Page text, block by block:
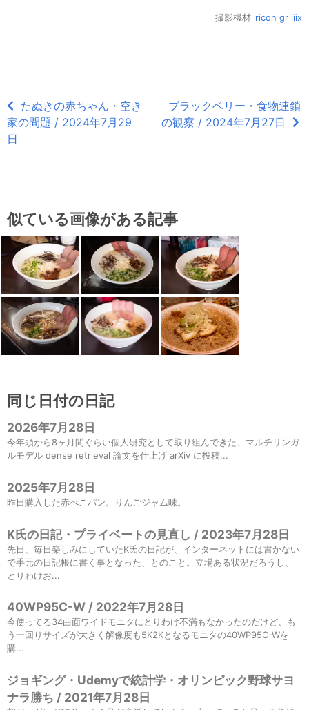
撮影機材 ricoh gr iiix
たぬきの赤ちゃん・空き
家の問題 / 2024年7月29
日
ブラックベリー・食物連鎖
の観察 / 2024年7月27日
似ている画像がある記事
同じ日付の日記
2026年7月28日
今年頭から8ヶ月間ぐらい個人研究として取り組んできた、マルチリンガ
ルモデル dense retrieval 論文を仕上げ arXiv に投稿...
2025年7月28日
昨日購入した赤べこパン。りんごジャム味。
K氏の日記・プライベートの見直し / 2023年7月28日
先日、毎日楽しみにしていたK氏の日記が、インターネットには書かない
で手元の日記帳に書く事となった、とのこと。立場ある状況だろうし、
とりわけお...
40WP95C-W / 2022年7月28日
今使ってる34曲面ワイドモニタにとりわけ不満もなかったのだけど、も
う一回りサイズが大きく解像度も5K2Kとなるモニタの40WP95C-Wを
購...
ジョギング・Udemyで統計学・オリンピック野球サヨ
ナラ勝ち / 2021年7月28日